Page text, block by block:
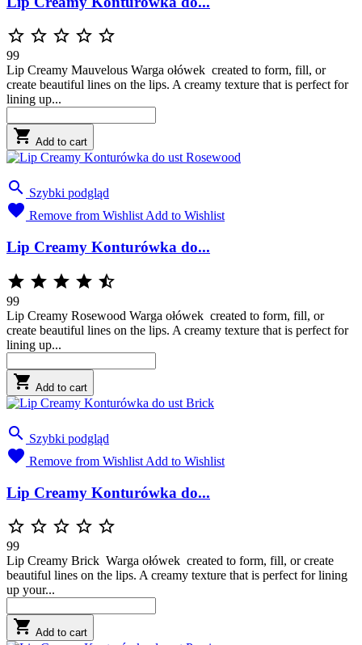
    
99
Lip Creamy Mauvelous Warga ołówek created to form, fill, or
create beautiful lines on the lips. A creamy texture that is perfect for
lining up...
 Add to cart
 Szybki podgląd
 Remove from WishlistAdd to Wishlist
Lip Creamy Konturówka do...
    
99
Lip Creamy Rosewood Warga ołówek created to form, fill, or
create beautiful lines on the lips. A creamy texture that is perfect for
lining up...
 Add to cart
 Szybki podgląd
 Remove from Wishlist Add to Wishlist
Lip Creamy Konturówka do...
    
99
Lip Creamy Brick Warga ołówek created to form, fill, or create
beautiful lines on the lips. A creamy texture that is perfect for lining
up your...
 Add to cart